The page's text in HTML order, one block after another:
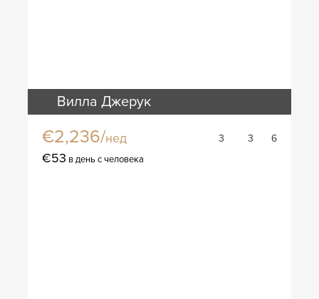
Вилла Джерук
€2,236/нед 3 3 6
€53 в день с человека